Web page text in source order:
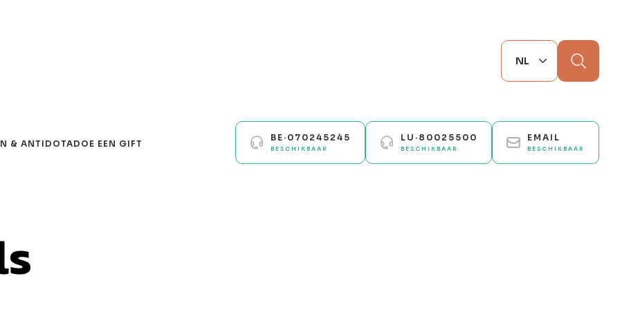
Zoek
& ANTIDOTADOE EEN GIFT
BE·070245245
BESCHIKBAAR
LU·80025500
BESCHIKBAAR
EMAIL
BESCHIKBAAR